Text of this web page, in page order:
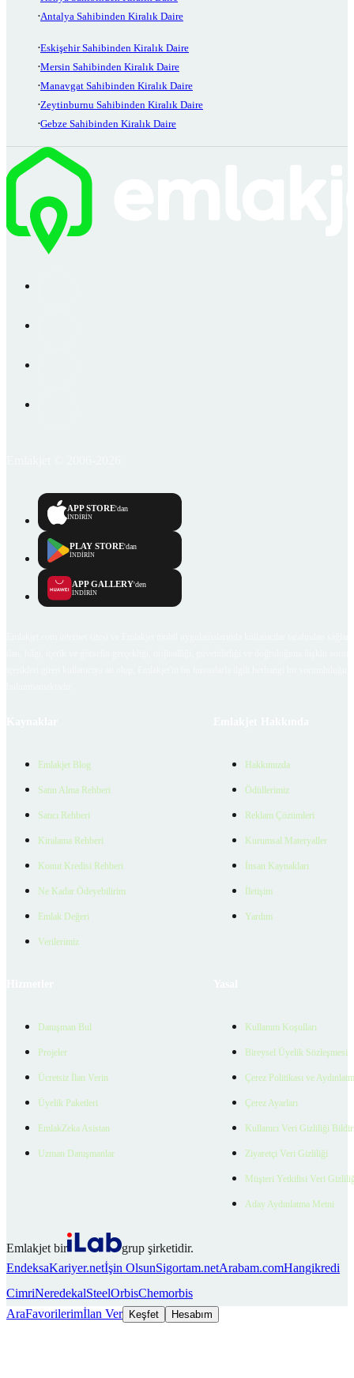
Antalya Sahibinden Kiralık Daire
Eskişehir Sahibinden Kiralık Daire
Mersin Sahibinden Kiralık Daire
Manavgat Sahibinden Kiralık Daire
Zeytinburnu Sahibinden Kiralık Daire
Gebze Sahibinden Kiralık Daire
APP STORE'dan
İNDİRİN
PLAY STORE'dan
İNDİRİN
APP GALLERY'den
İNDİRİN
Emlakjet Blog
Satın Alma Rehberi
Satıcı Rehberi
Kiralama Rehberi
Konut Kredisi Rehberi
Ne Kadar Ödeyebilirim
Emlak Değeri
Verilerimiz
Hakkımızda
Ödüllerimiz
Reklam Çözümleri
Kurumsal Materyaller
İnsan Kaynakları
İletişim
Yardım
Danışman Bul
Projeler
Ücretsiz İlan Verin
Üyelik Paketleri
EmlakZeka Asistan
Uzman Danışmanlar
Kullanım Koşulları
Bireysel Üyelik Sözleşmesi
Çerez Politikası ve
Çerez Ayarları
Kullanıcı Veri Gizliliği
Ziyaretçi Veri Gizliliği
Müşteri Yetkilisi Veri
Aday Aydınlatma Metni
Emlakjet bir
grup şirketidir.
EndeksaKariyer.netİşin OlsunSigortam.netArabam.comHangikredi
CimriNeredekalSteelOrbisChemorbis
AraFavorilerimİlan Ver Keşfet Hesabım